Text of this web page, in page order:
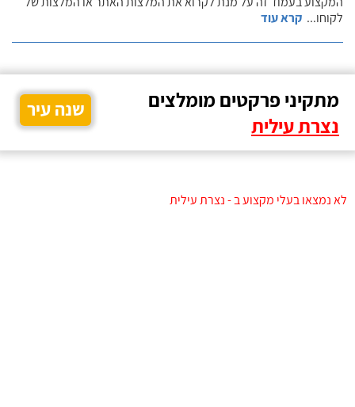
לקוחו... קרא עוד
מתקיני פרקטים מומלצים
נצרת עילית
שנה עיר
לא נמצאו בעלי מקצוע ב - נצרת עילית